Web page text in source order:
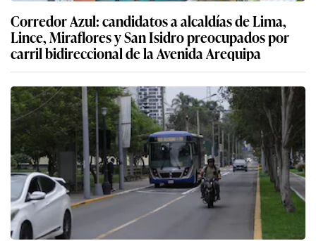
Corredor Azul: candidatos a alcaldías de Lima,
Lince, Miraflores y San Isidro preocupados por
carril bidireccional de la Avenida Arequipa